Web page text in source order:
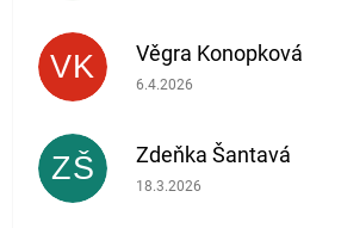
VK Věgra Konopková
Hodnocení obchodu je 5 z 5
6.4.2026
ZŠ Zdeňka Šantavá
Hodnocení obchodu je 5 z 5
18.3.2026